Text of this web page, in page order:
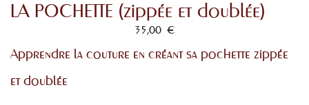
LA POCHETTE (zippée et doublée)
35,00 €
Apprendre la couture en créant sa pochette zippée
et doublée